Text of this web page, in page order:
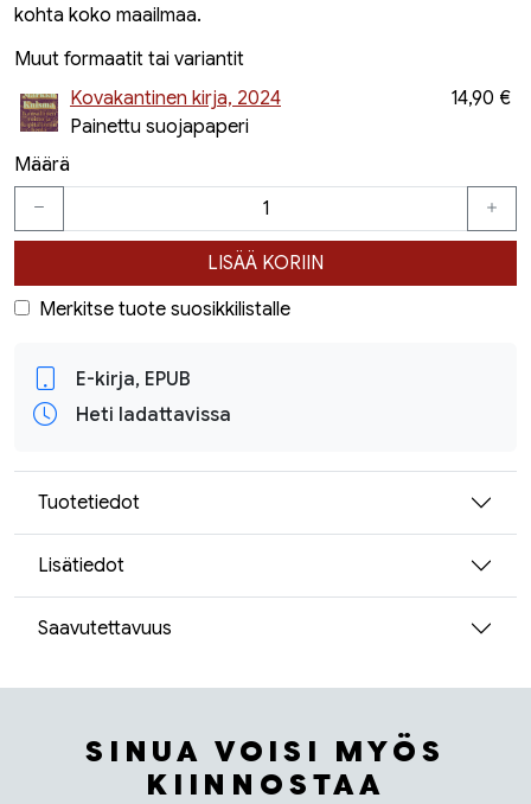
kohta koko maailmaa.
Muut formaatit tai variantit
Kovakantinen kirja, 2024
Painettu suojapaperi
14,90 €
Määrä
LISÄÄ KORIIN
Merkitse tuote suosikkilistalle
E-kirja, EPUB
Heti ladattavissa
Tuotetiedot
Lisätiedot
Saavutettavuus
SINUA VOISI MYÖS
KIINNOSTAA